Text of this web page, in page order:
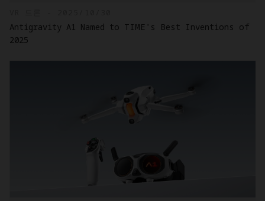
Antigravity A1 Named to TIME's Best Inventions of
2025